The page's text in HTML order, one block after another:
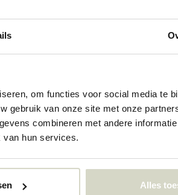
om functies voor social media te
gebruik van onze site met onze
combineren met andere
van hun services.
Alles